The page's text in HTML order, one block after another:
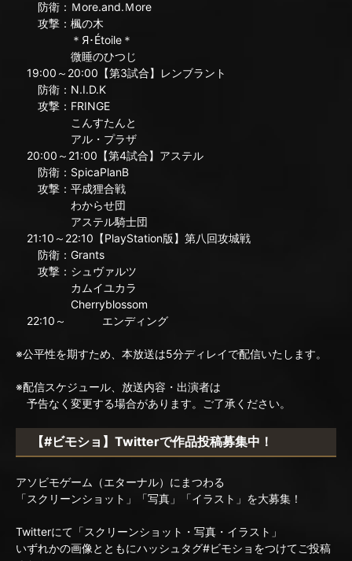
防衛：Ｍore.and.Ｍore
攻撃：楓の木
＊Я･Étoile＊
微睡のひつじ
19:00～20:00【第3試合】レンブラント
防衛：N.I.D.K
攻撃：FRINGE
こんすたんと
アル・プラザ
20:00～21:00【第4試合】アステル
防衛：SpicaPlanB
攻撃：平成狸合戦
わからせ団
アステル騎士団
21:10～22:10【PlayStation版】第八回攻城戦
防衛：Grants
攻撃：シュヴァルツ
カムイユカラ
Cherryblossom
22:10～ エンディング
※公平性を期すため、本放送は5分ディレイで配信いたします。
※配信スケジュール、放送内容・出演者は
予告なく変更する場合があります。ご了承ください。
【#ビモショ】Twitterで作品投稿募集中！
アソビモゲーム（エターナル）にまつわる
「スクリーンショット」「写真」「イラスト」を大募集！
Twitterにて「スクリーンショット・写真・イラスト」
いずれかの画像とともにハッシュタグ#ビモショをつけてご投稿